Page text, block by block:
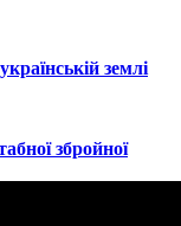
землі
збройної